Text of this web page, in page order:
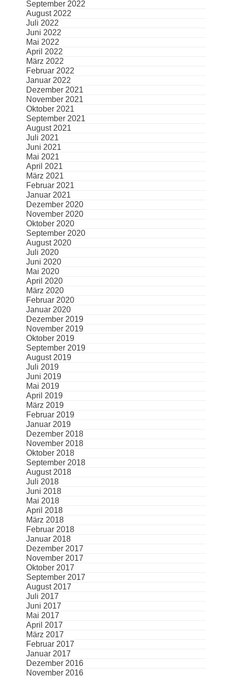
September 2022
August 2022
Juli 2022
Juni 2022
Mai 2022
April 2022
März 2022
Februar 2022
Januar 2022
Dezember 2021
November 2021
Oktober 2021
September 2021
August 2021
Juli 2021
Juni 2021
Mai 2021
April 2021
März 2021
Februar 2021
Januar 2021
Dezember 2020
November 2020
Oktober 2020
September 2020
August 2020
Juli 2020
Juni 2020
Mai 2020
April 2020
März 2020
Februar 2020
Januar 2020
Dezember 2019
November 2019
Oktober 2019
September 2019
August 2019
Juli 2019
Juni 2019
Mai 2019
April 2019
März 2019
Februar 2019
Januar 2019
Dezember 2018
November 2018
Oktober 2018
September 2018
August 2018
Juli 2018
Juni 2018
Mai 2018
April 2018
März 2018
Februar 2018
Januar 2018
Dezember 2017
November 2017
Oktober 2017
September 2017
August 2017
Juli 2017
Juni 2017
Mai 2017
April 2017
März 2017
Februar 2017
Januar 2017
Dezember 2016
November 2016